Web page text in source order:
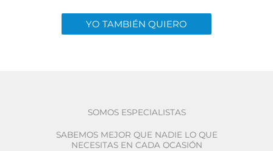
YO TAMBIÉN QUIERO
SOMOS ESPECIALISTAS
SABEMOS MEJOR QUE NADIE LO QUE
NECESITAS EN CADA OCASIÓN